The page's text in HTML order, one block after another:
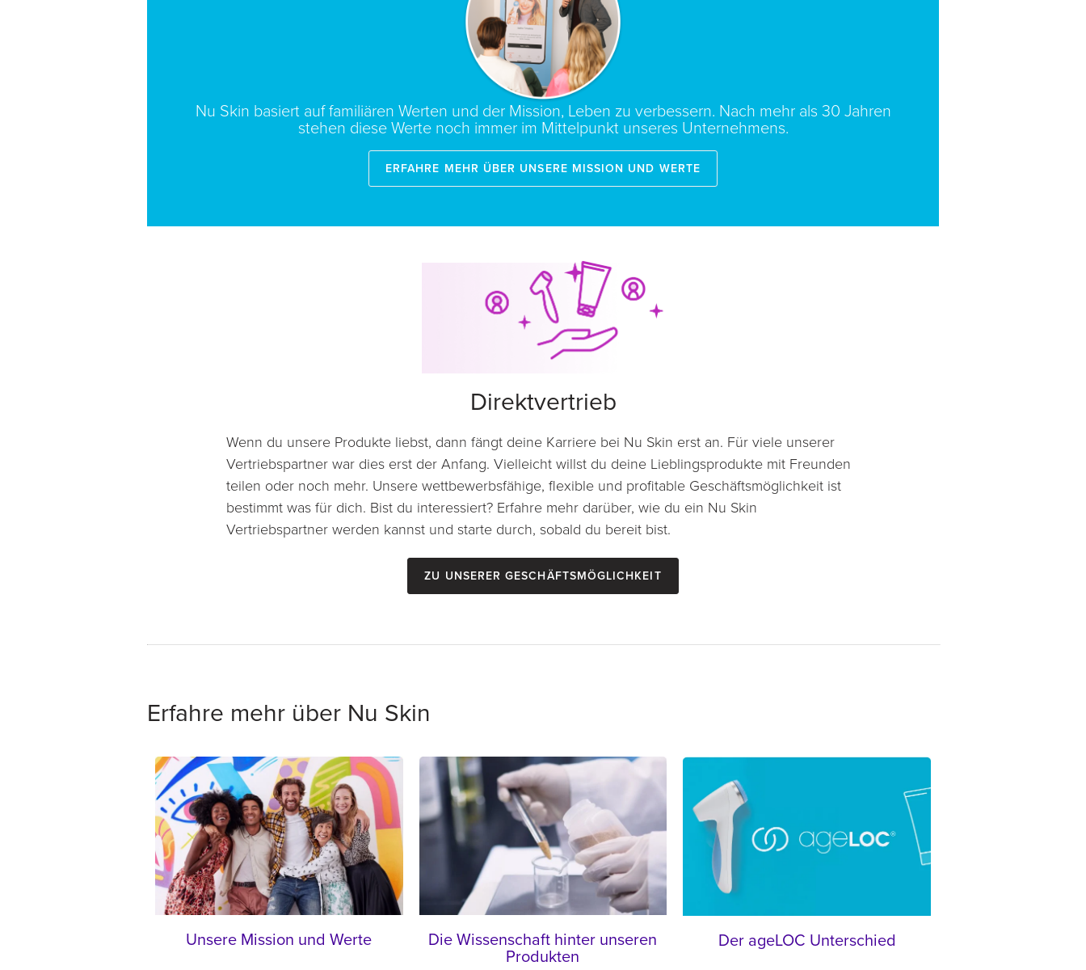
Nu Skin basiert auf familiären Werten und der Mission, Leben zu verbessern. Nach mehr als 30 Jahren
stehen diese Werte noch immer im Mittelpunkt unseres Unternehmens.
Erfahre mehr über unsere Mission und Werte
Direktvertrieb
Wenn du unsere Produkte liebst, dann fängt deine Karriere bei Nu Skin erst an. Für viele unserer
Vertriebspartner war dies erst der Anfang. Vielleicht willst du deine Lieblingsprodukte mit Freunden
teilen oder noch mehr. Unsere wettbewerbsfähige, flexible und profitable Geschäftsmöglichkeit ist
bestimmt was für dich. Bist du interessiert? Erfahre mehr darüber, wie du ein Nu Skin
Vertriebspartner werden kannst und starte durch, sobald du bereit bist.
Zu unserer Geschäftsmöglichkeit
Erfahre mehr über Nu Skin
Unsere Mission und Werte
Die Wissenschaft hinter unseren
Produkten
Der ageLOC Unterschied